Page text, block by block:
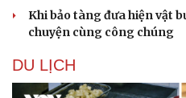
Khi bảo tàng đưa hiện vật
chuyện cùng công chúng
DU LỊCH